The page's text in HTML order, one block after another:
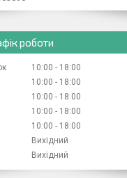
роботи
10:00
18:00
10:00
18:00
10:00
18:00
10:00
18:00
10:00
18:00
Вихідний
Вихідний